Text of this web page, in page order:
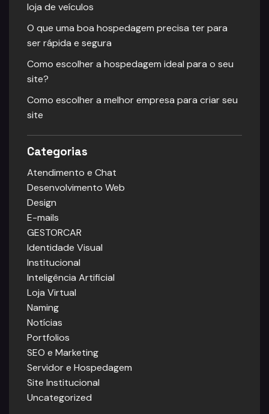
loja de veículos
O que uma boa hospedagem precisa ter para
ser rápida e segura
Como escolher a hospedagem ideal para o seu
site?
Como escolher a melhor empresa para criar seu
site
Categorias
Atendimento e Chat
Desenvolvimento Web
Design
E-mails
GESTORCAR
Identidade Visual
Institucional
Inteligência Artificial
Loja Virtual
Naming
Notícias
Portfolios
SEO e Marketing
Servidor e Hospedagem
Site Institucional
Uncategorized